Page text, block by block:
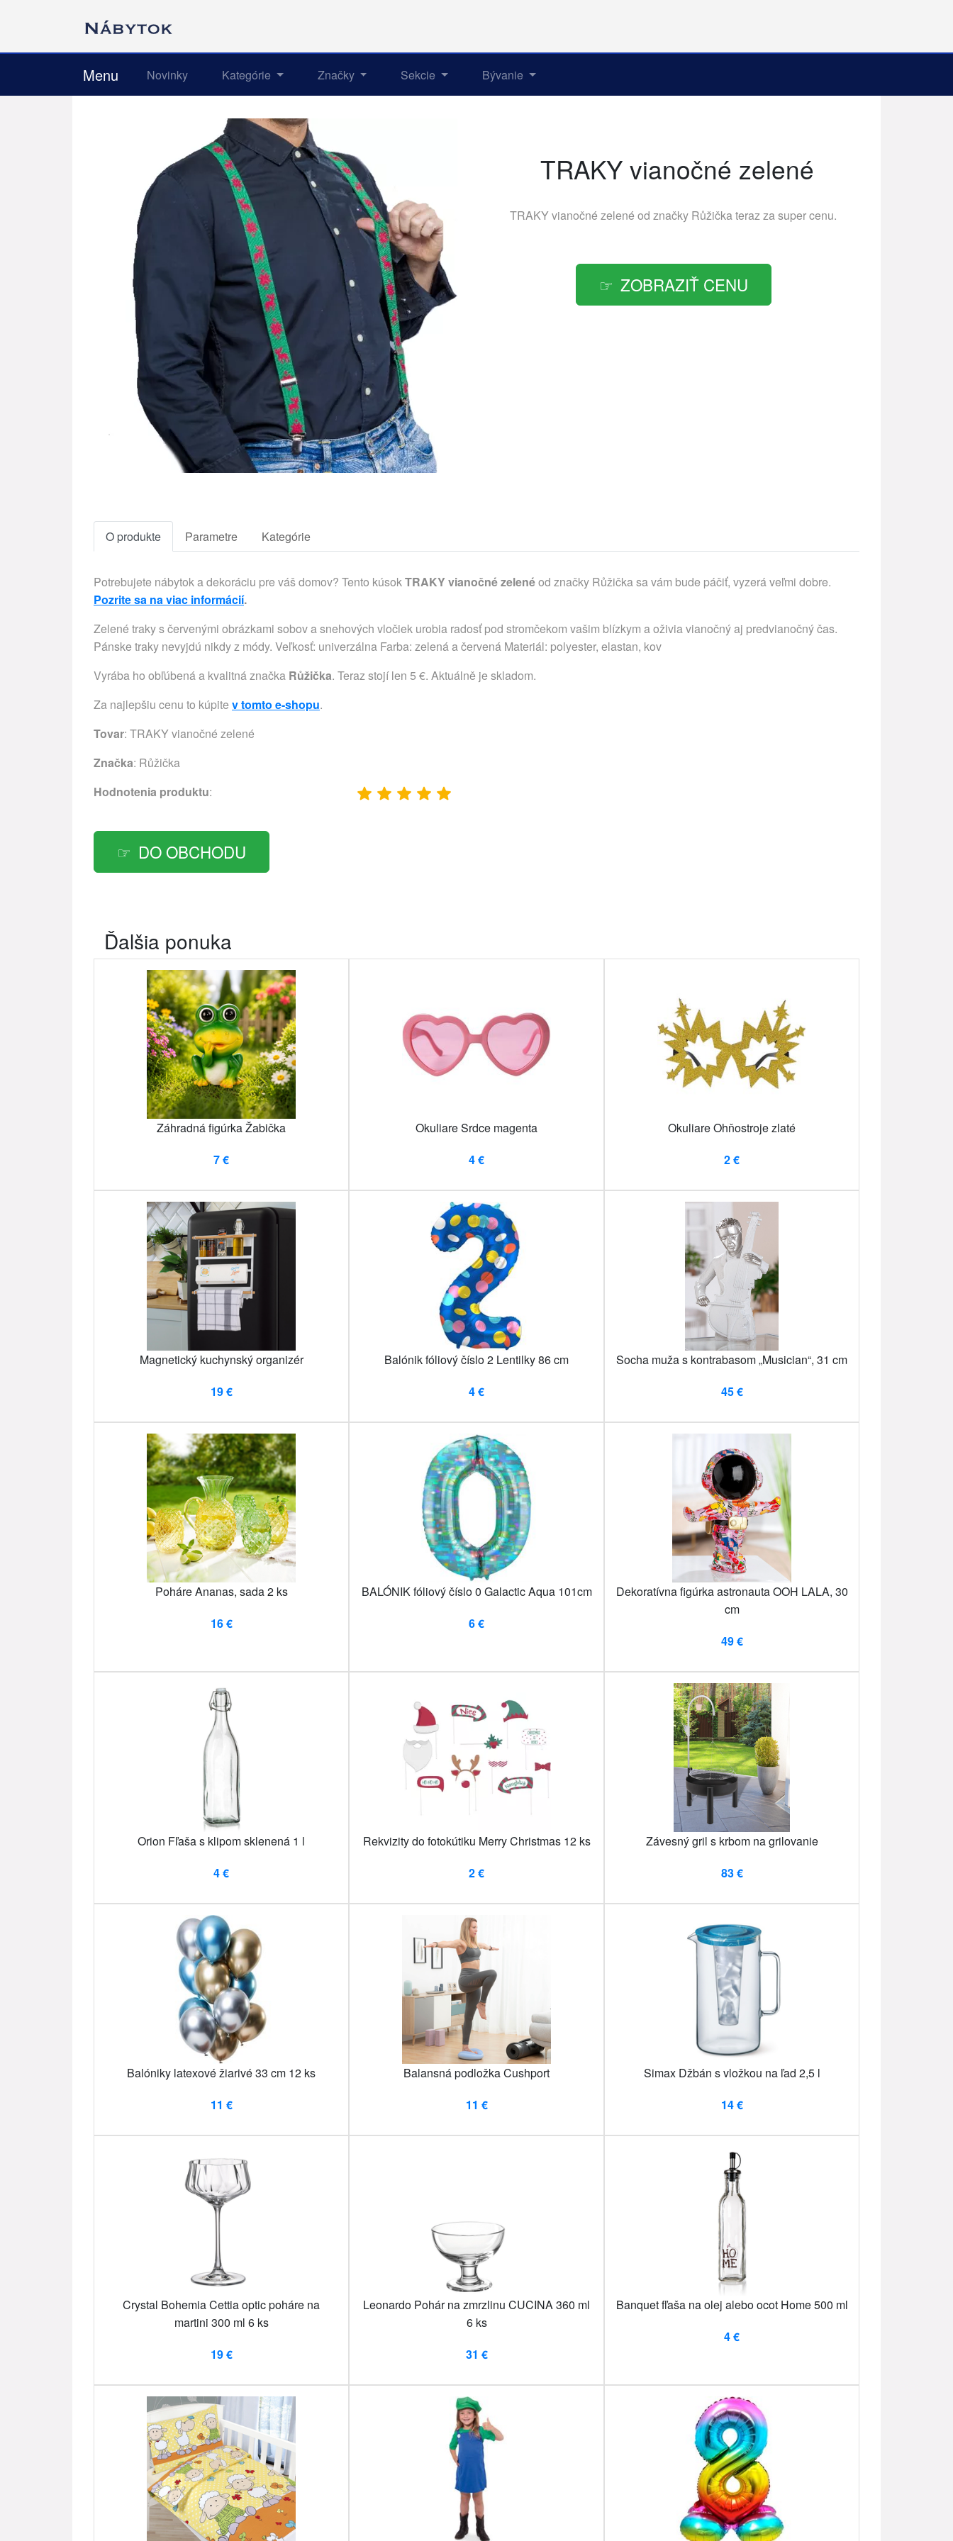
Menu Novinky Kategórie Značky Sekcie Bývanie
TRAKY vianočné zelené
TRAKY vianočné zelené od značky Růžičkateraz za super cenu.
ZOBRAZIŤ CENU
O produkte Parametre Kategórie
Potrebujete nábytok a dekoráciu pre váš domov? Tento kúsokTRAKY vianočné zelenéod značky Růžička sa vám bude páčiť, vyzerá veľmi dobre.
Pozrite sa na viac informácií.
Zelené traky s červenými obrázkami sobov a snehových vločiek urobia radosť pod stromčekom vašim blízkym a oživia vianočný aj predvianočný čas.
Pánske traky nevyjdú nikdy z módy. Veľkosť: univerzálna Farba: zelená a červená Materiál: polyester, elastan, kov
Vyrába ho obľúbená a kvalitná značka Růžička. Teraz stojí len 5 €. Aktuálně je skladom.
Za najlepšiu cenu to kúpite v tomto e-shopu.
Tovar: TRAKY vianočné zelené
Značka: Růžička
Hodnotenia produktu:
DO OBCHODU
Ďalšia ponuka
Záhradná figúrka Žabička
7 €
Okuliare Srdce magenta
4 €
Okuliare Ohňostroje zlaté
2 €
Magnetický kuchynský organizér
19 €
Balónik fóliový číslo 2 Lentilky 86 cm
4 €
Socha muža s kontrabasom „Musician“, 31 cm
45 €
Poháre Ananas, sada 2 ks
16 €
BALÓNIK fóliový číslo 0 Galactic Aqua 101cm
6 €
Dekoratívna figúrka astronauta OOH LALA, 30
cm
49 €
Orion Fľaša s klipom sklenená 1 l
4 €
Rekvizity do fotokútiku Merry Christmas 12 ks
2 €
Závesný gril s krbom na grilovanie
83 €
Balóniky latexové žiarivé 33 cm 12 ks
11 €
Balansná podložka Cushport
11 €
Simax Džbán s vložkou na ľad 2,5 l
14 €
Crystal Bohemia Cettia optic poháre na
martini 300 ml 6 ks
19 €
Leonardo Pohár na zmrzlinu CUCINA 360 ml
6 ks
31 €
Banquet fľaša na olej alebo ocot Home 500 ml
4 €